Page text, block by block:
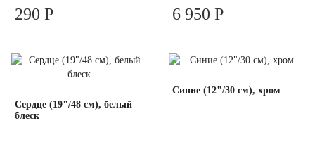
290 Р 6 950 Р
Сердце (19"/48 см), белый
блеск
Синие (12"/30 см), хром